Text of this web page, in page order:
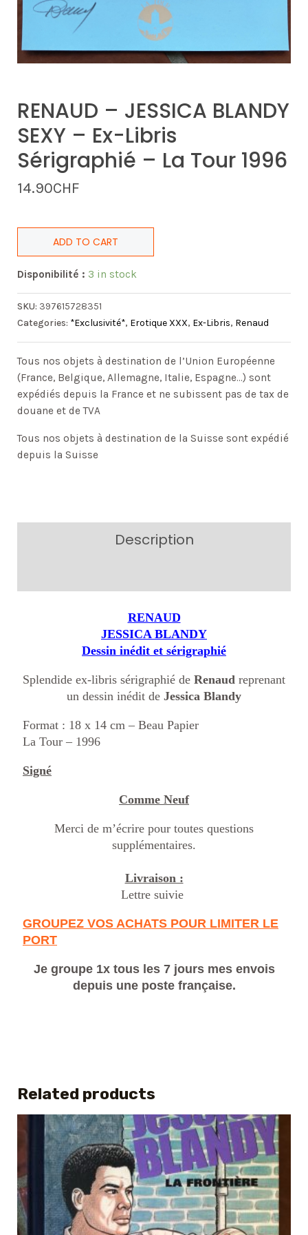
RENAUD – JESSICA BLANDY
SEXY – Ex-Libris
Sérigraphié – La Tour 1996
14.90CHF
ADD TO CART
Disponibilité : 3 in stock
SKU: 397615728351
Categories: *Exclusivité*, Erotique XXX, Ex-Libris, Renaud
Tous nos objets à destination de l’Union Européenne
(France, Belgique, Allemagne, Italie, Espagne…) sont
expédiés depuis la France et ne subissent pas de tax de
douane et de TVA
Tous nos objets à destination de la Suisse sont expédié
depuis la Suisse
Description
RENAUD
JESSICA BLANDY
Dessin inédit et sérigraphié
Splendide ex-libris sérigraphié de Renaud reprenant
un dessin inédit de Jessica Blandy
Format : 18 x 14 cm – Beau Papier
La Tour – 1996
Signé
Comme Neuf
Merci de m’écrire pour toutes questions
supplémentaires.
Livraison :
Lettre suivie
GROUPEZ VOS ACHATS POUR LIMITER LE
PORT
Je groupe 1x tous les 7 jours mes envois
depuis une poste française.
Related products